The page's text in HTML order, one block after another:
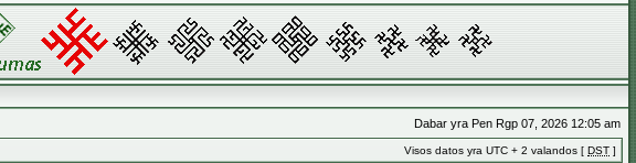
Dabar yra Pen Rgp 07, 2026 12:05 am
Visos datos yra UTC + 2 valandos [ DST ]